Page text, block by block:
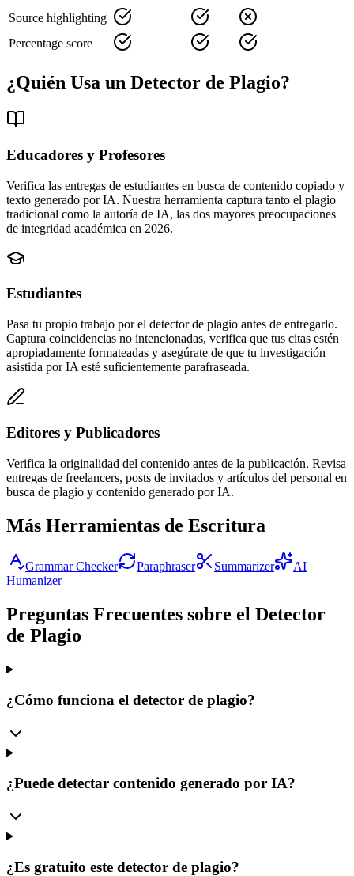
Source highlighting
Percentage score
¿Quién Usa un Detector de Plagio?
Educadores y Profesores
Verifica las entregas de estudiantes en busca de contenido copiado y
texto generado por IA. Nuestra herramienta captura tanto el plagio
tradicional como la autoría de IA, las dos mayores preocupaciones
de integridad académica en 2026.
Estudiantes
Pasa tu propio trabajo por el detector de plagio antes de entregarlo.
Captura coincidencias no intencionadas, verifica que tus citas estén
apropiadamente formateadas y asegúrate de que tu investigación
asistida por IA esté suficientemente parafraseada.
Editores y Publicadores
Verifica la originalidad del contenido antes de la publicación. Revisa
entregas de freelancers, posts de invitados y artículos del personal en
busca de plagio y contenido generado por IA.
Más Herramientas de Escritura
Grammar Checker Paraphraser Summarizer
AI
Humanizer
Preguntas Frecuentes sobre el Detector
de Plagio
¿Cómo funciona el detector de plagio?
¿Puede detectar contenido generado por IA?
¿Es gratuito este detector de plagio?